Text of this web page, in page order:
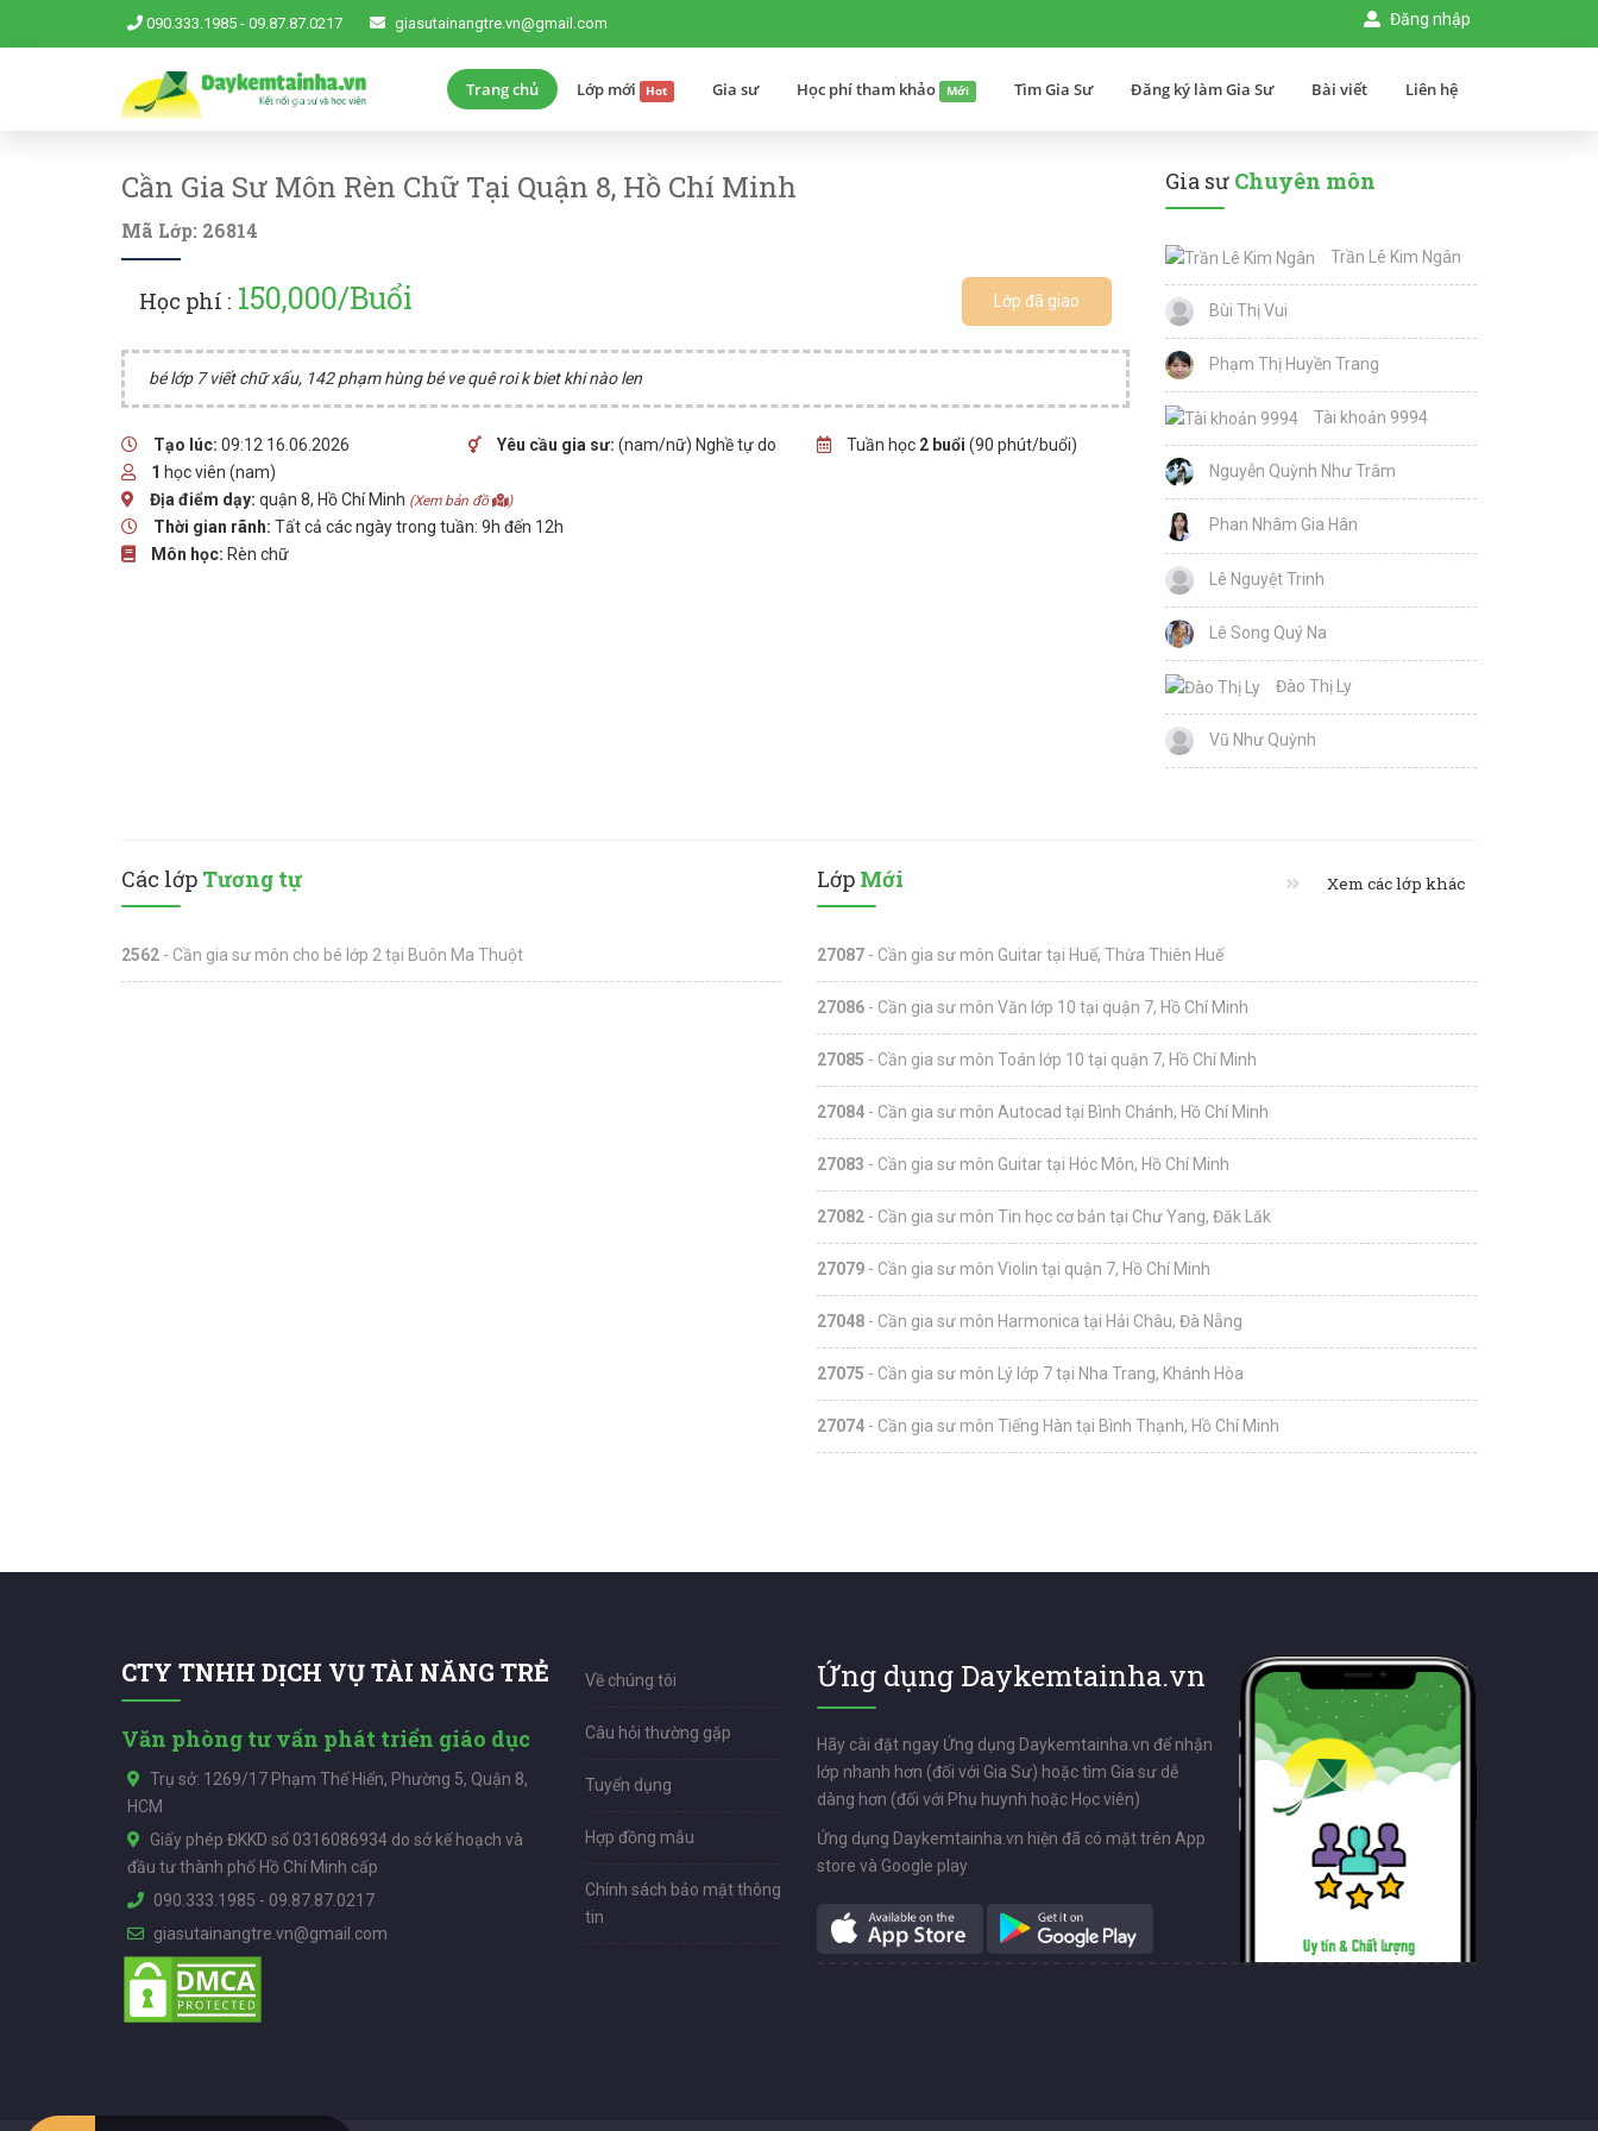
090.333.1985 - 09.87.87.0217 giasutainangtre.vn@gmail.com Đăng nhập
Trang chủ Lớp mới Hot Gia sư Học phí tham khảo Mới Tìm Gia Sư Đăng ký làm Gia Sư Bài viết Liên hệ
Cần Gia Sư Môn Rèn Chữ Tại Quận 8, Hồ Chí Minh
Mã Lớp: 26814
Học phí : 150,000/Buổi Lớp đã giao
bé lớp 7 viết chữ xấu, 142 phạm hùng bé ve quê roi k biet khi nào len
Tạo lúc: 09:12 16.06.2026 Yêu cầu gia sư: (nam/nữ) Nghề tự do Tuần học 2 buổi (90 phút/buổi)
1 học viên (nam)
Địa điểm dạy: quận 8, Hồ Chí Minh (Xem bản đồ )
Thời gian rãnh: Tất cả các ngày trong tuần: 9h đến 12h
Môn học: Rèn chữ
Gia sư Chuyên môn
Trần Lê Kim Ngân
Bùi Thị Vui
Phạm Thị Huyền Trang
Tài khoản 9994
Nguyễn Quỳnh Như Trâm
Phan Nhâm Gia Hân
Lê Nguyệt Trinh
Lê Song Quý Na
Đào Thị Ly
Vũ Như Quỳnh
Các lớp Tương tự
2562 - Cần gia sư môn cho bé lớp 2 tại Buôn Ma Thuột
Lớp Mới Xem các lớp khác
27087 - Cần gia sư môn Guitar tại Huế, Thừa Thiên Huế
27086 - Cần gia sư môn Văn lớp 10 tại quận 7, Hồ Chí Minh
27085 - Cần gia sư môn Toán lớp 10 tại quận 7, Hồ Chí Minh
27084 - Cần gia sư môn Autocad tại Bình Chánh, Hồ Chí Minh
27083 - Cần gia sư môn Guitar tại Hóc Môn, Hồ Chí Minh
27082 - Cần gia sư môn Tin học cơ bản tại Chư Yang, Đăk Lăk
27079 - Cần gia sư môn Violin tại quận 7, Hồ Chí Minh
27048 - Cần gia sư môn Harmonica tại Hải Châu, Đà Nẵng
27075 - Cần gia sư môn Lý lớp 7 tại Nha Trang, Khánh Hòa
27074 - Cần gia sư môn Tiếng Hàn tại Bình Thạnh, Hồ Chí Minh
CTY TNHH DỊCH VỤ TÀI NĂNG TRẺ
Văn phòng tư vấn phát triển giáo dục
Trụ sở: 1269/17 Phạm Thế Hiển, Phường 5, Quận 8,
HCM
Giấy phép ĐKKD số 0316086934 do sở kế hoạch và
đầu tư thành phố Hồ Chí Minh cấp
090.333.1985 - 09.87.87.0217
giasutainangtre.vn@gmail.com
Về chúng tôi
Câu hỏi thường gặp
Tuyển dụng
Hợp đồng mẫu
Chính sách bảo mật thông
tin
Ứng dụng Daykemtainha.vn
Hãy cài đặt ngay Ứng dụng Daykemtainha.vn để nhận
lớp nhanh hơn (đối với Gia Sư) hoặc tìm Gia sư dễ
dàng hơn (đối với Phụ huynh hoặc Học viên)
Ứng dụng Daykemtainha.vn hiện đã có mặt trên App
store và Google play